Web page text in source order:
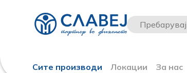
Сите производи Локации За нас